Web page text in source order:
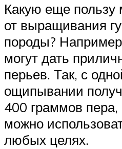
Какую еще пользу
от выращивания
породы?
могут дать
перьев. Так, с
ощипывании
400 граммов пера,
можно
любых целях.